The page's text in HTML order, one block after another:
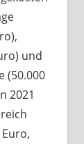
und
(50.000
2021